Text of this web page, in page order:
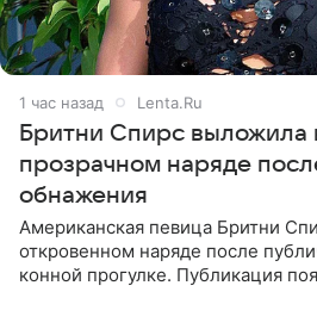
1 час назад Lenta.Ru
Бритни Спирс выложила
прозрачном наряде
обнажения
Американская певица Бритни
откровенном наряде после
конной прогулке. Публикация